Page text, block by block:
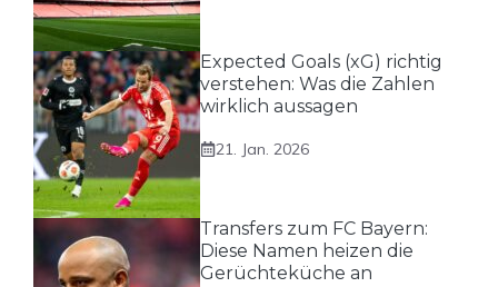
Expected Goals (xG) richtig
verstehen: Was die Zahlen
wirklich aussagen
21. Jan. 2026
Transfers zum FC Bayern:
Diese Namen heizen die
Gerüchteküche an